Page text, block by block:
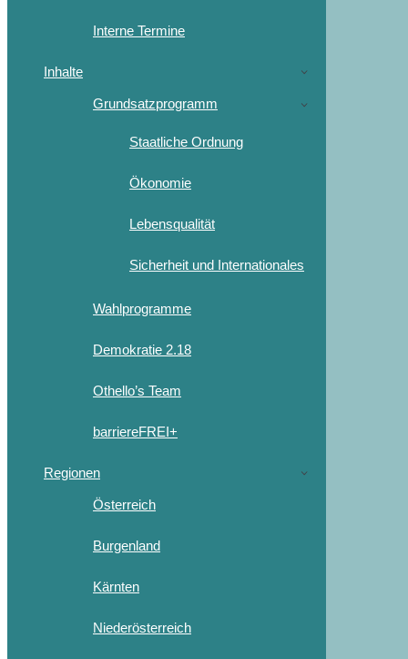
Interne Termine
Inhalte
Grundsatzprogramm
Staatliche Ordnung
Ökonomie
Lebensqualität
Sicherheit und Internationales
Wahlprogramme
Demokratie 2.18
Othello’s Team
barriereFREI+
Regionen
Österreich
Burgenland
Kärnten
Niederösterreich